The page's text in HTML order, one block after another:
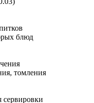
блюд
томления
сервировки